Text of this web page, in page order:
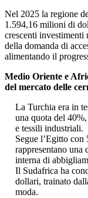
Nel 2025 la regione
1.594,16 milioni di
crescenti investimenti
della domanda di
alimentando il
Medio Oriente e
del mercato delle
La Turchia era in
una quota del
e tessili industriali.
Segue l’Egitto
rappresentano una
interna di
Il Sudafrica ha
dollari, trainato
moda.